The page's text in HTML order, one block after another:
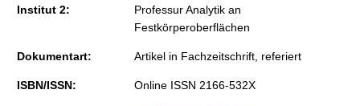
Institut 2:
Professur Analytik an
Festkörperoberflächen
Dokumentart: Artikel in Fachzeitschrift, referiert
ISBN/ISSN: Online ISSN 2166-532X